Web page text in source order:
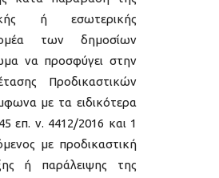
ή εσωτερικής
των δημοσίων
να προσφύγει στην
Προδικαστικών
με τα ειδικότερα
επ. ν. 4412/2016 και 1
με προδικαστική
ή παράλειψης της